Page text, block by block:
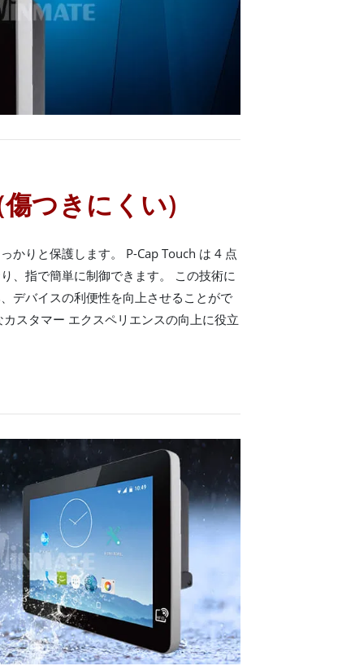
つきにくい)
かりと保護します。 P-Cap Touch は 4 点
、指で簡単に制御できます。 この技術に
デバイスの利便性を向上させることがで
スタマー エクスペリエンスの向上に役立